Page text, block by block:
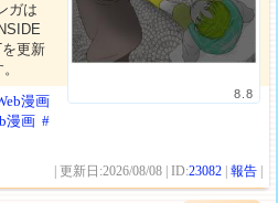
8.8
ガは
更新
漫画
漫画 #
| 更新日:2026/08/08 | ID:23082 |報告